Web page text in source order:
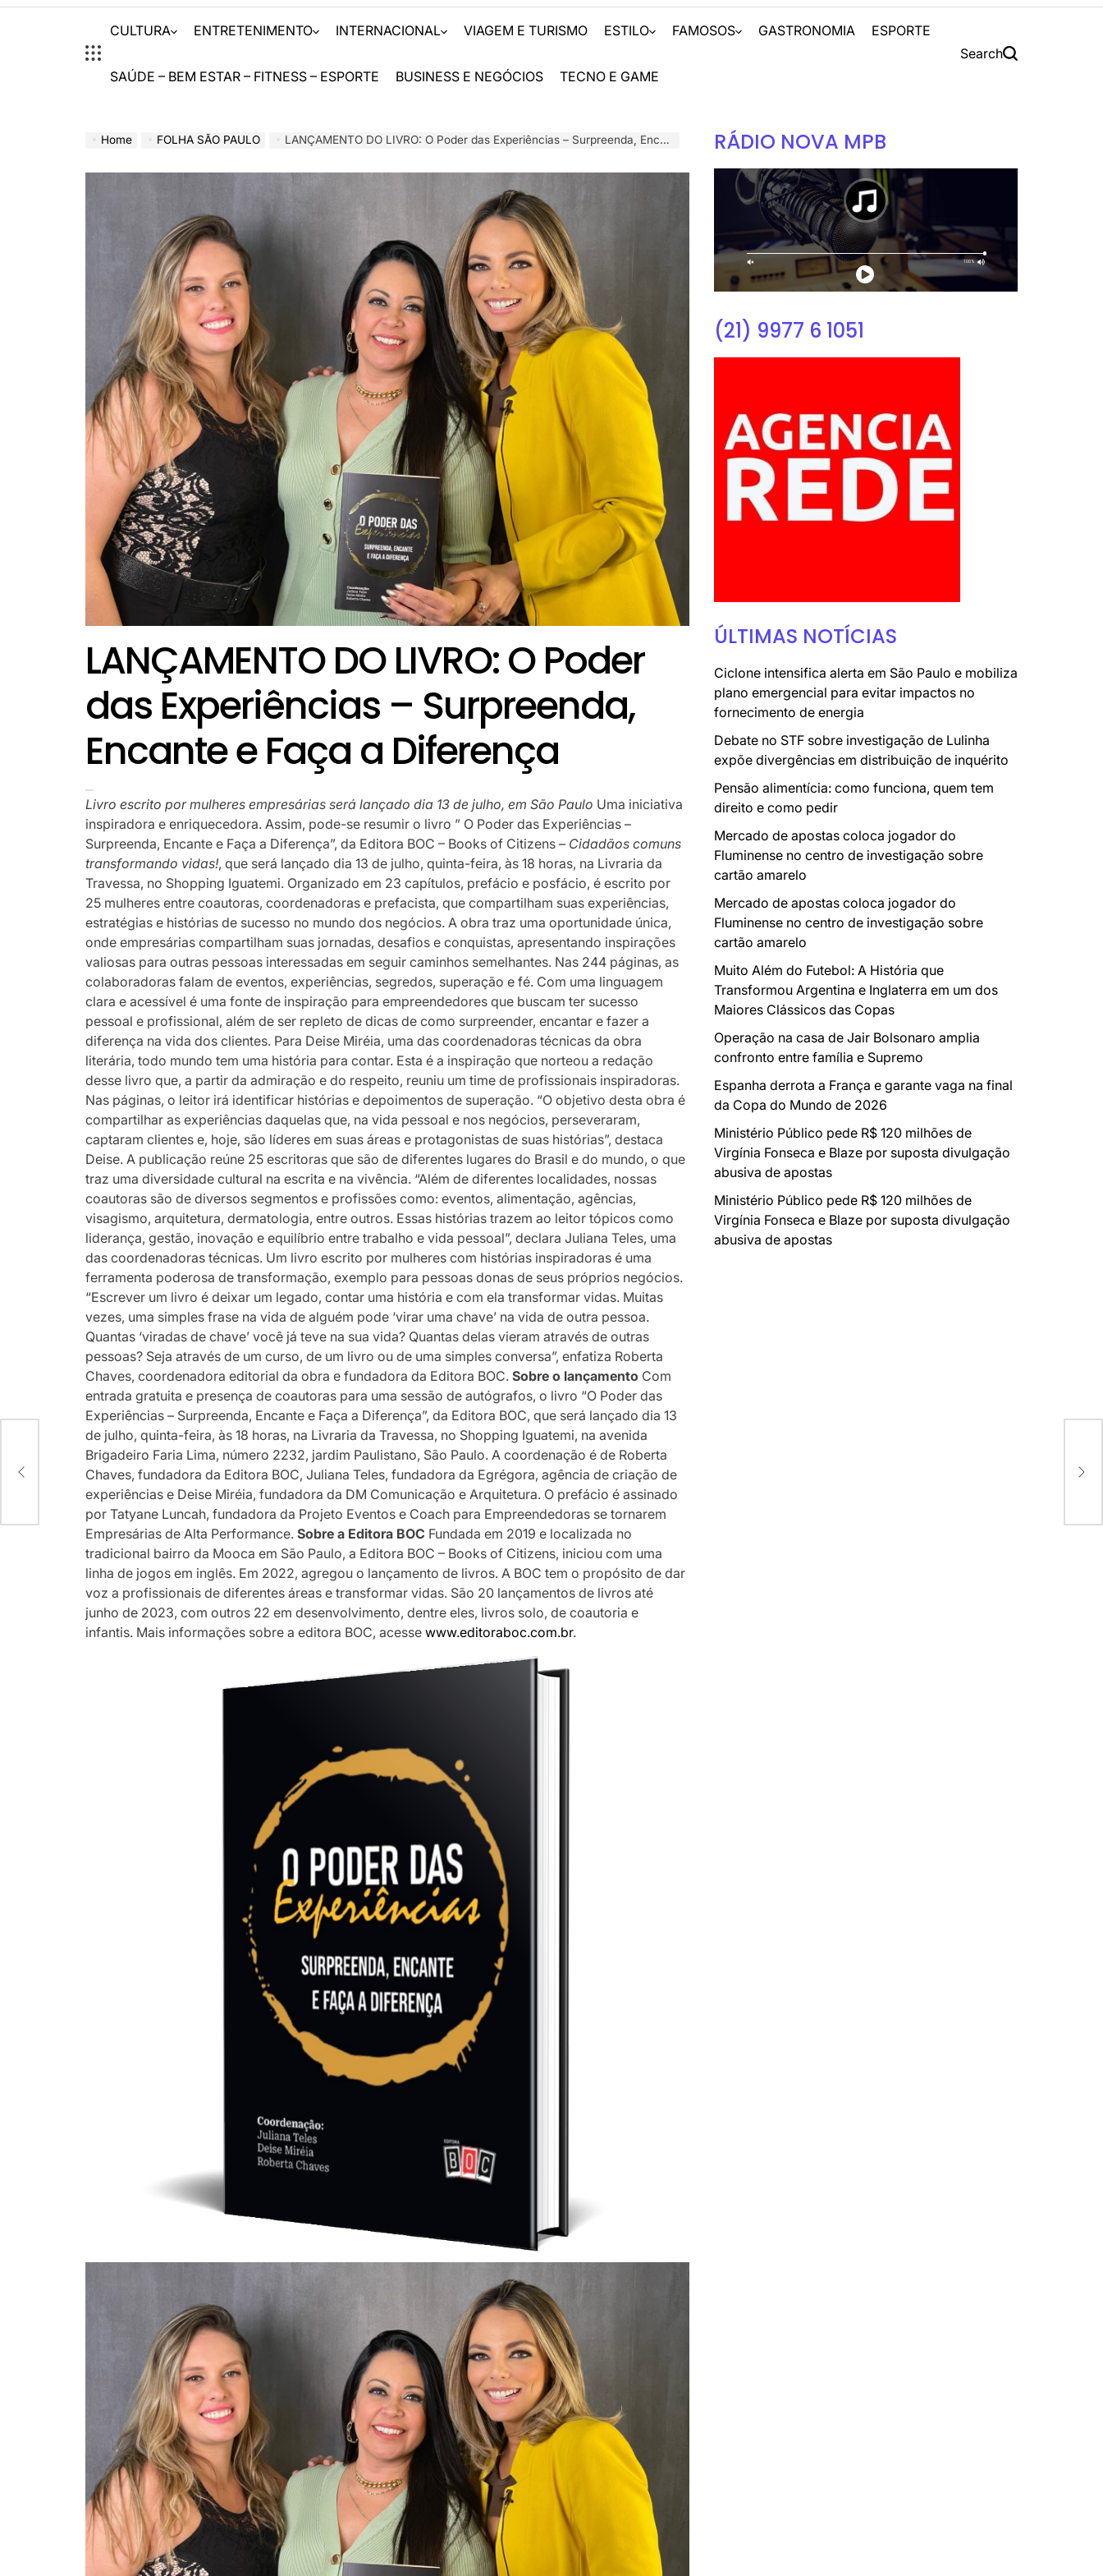
CULTURA ENTRETENIMENTO INTERNACIONAL VIAGEM E TURISMO ESTILO FAMOSOS GASTRONOMIA ESPORTE
SAÚDE – BEM ESTAR – FITNESS – ESPORTE BUSINESS E NEGÓCIOS TECNO E GAME
Search
Home FOLHA SÃO PAULO LANÇAMENTO DO LIVRO: O Poder das Experiências – Surpreenda, Encante e Faça a Diferença
LANÇAMENTO DO LIVRO: O Poder
das Experiências – Surpreenda,
Encante e Faça a Diferença
Livro escrito por mulheres empresárias será lançado dia 13 de julho, em São Paulo Uma iniciativa
inspiradora e enriquecedora. Assim, pode-se resumir o livro ” O Poder das Experiências –
Surpreenda, Encante e Faça a Diferença”, da Editora BOC – Books of Citizens – Cidadãos comuns
transformando vidas!, que será lançado dia 13 de julho, quinta-feira, às 18 horas, na Livraria da
Travessa, no Shopping Iguatemi. Organizado em 23 capítulos, prefácio e posfácio, é escrito por
25 mulheres entre coautoras, coordenadoras e prefacista, que compartilham suas experiências,
estratégias e histórias de sucesso no mundo dos negócios. A obra traz uma oportunidade única,
onde empresárias compartilham suas jornadas, desafios e conquistas, apresentando inspirações
valiosas para outras pessoas interessadas em seguir caminhos semelhantes. Nas 244 páginas, as
colaboradoras falam de eventos, experiências, segredos, superação e fé. Com uma linguagem
clara e acessível é uma fonte de inspiração para empreendedores que buscam ter sucesso
pessoal e profissional, além de ser repleto de dicas de como surpreender, encantar e fazer a
diferença na vida dos clientes. Para Deise Miréia, uma das coordenadoras técnicas da obra
literária, todo mundo tem uma história para contar. Esta é a inspiração que norteou a redação
desse livro que, a partir da admiração e do respeito, reuniu um time de profissionais inspiradoras.
Nas páginas, o leitor irá identificar histórias e depoimentos de superação. “O objetivo desta obra é
compartilhar as experiências daquelas que, na vida pessoal e nos negócios, perseveraram,
captaram clientes e, hoje, são líderes em suas áreas e protagonistas de suas histórias”, destaca
Deise. A publicação reúne 25 escritoras que são de diferentes lugares do Brasil e do mundo, o que
traz uma diversidade cultural na escrita e na vivência. “Além de diferentes localidades, nossas
coautoras são de diversos segmentos e profissões como: eventos, alimentação, agências,
visagismo, arquitetura, dermatologia, entre outros. Essas histórias trazem ao leitor tópicos como
liderança, gestão, inovação e equilíbrio entre trabalho e vida pessoal”, declara Juliana Teles, uma
das coordenadoras técnicas. Um livro escrito por mulheres com histórias inspiradoras é uma
ferramenta poderosa de transformação, exemplo para pessoas donas de seus próprios negócios.
“Escrever um livro é deixar um legado, contar uma história e com ela transformar vidas. Muitas
vezes, uma simples frase na vida de alguém pode ‘virar uma chave’ na vida de outra pessoa.
Quantas ‘viradas de chave’ você já teve na sua vida? Quantas delas vieram através de outras
pessoas? Seja através de um curso, de um livro ou de uma simples conversa”, enfatiza Roberta
Chaves, coordenadora editorial da obra e fundadora da Editora BOC.Sobre o lançamento Com
entrada gratuita e presença de coautoras para uma sessão de autógrafos, o livro “O Poder das
Experiências – Surpreenda, Encante e Faça a Diferença”, da Editora BOC, que será lançado dia 13
de julho, quinta-feira, às 18 horas, na Livraria da Travessa, no Shopping Iguatemi, na avenida
Brigadeiro Faria Lima, número 2232, jardim Paulistano, São Paulo. A coordenação é de Roberta
Chaves, fundadora da Editora BOC, Juliana Teles, fundadora da Egrégora, agência de criação de
experiências e Deise Miréia, fundadora da DM Comunicação e Arquitetura. O prefácio é assinado
por Tatyane Luncah, fundadora da Projeto Eventos e Coach para Empreendedoras se tornarem
Empresárias de Alta Performance.Sobre a Editora BOC Fundada em 2019 e localizada no
tradicional bairro da Mooca em São Paulo, a Editora BOC – Books of Citizens, iniciou com uma
linha de jogos em inglês. Em 2022, agregou o lançamento de livros. A BOC tem o propósito de dar
voz a profissionais de diferentes áreas e transformar vidas. São 20 lançamentos de livros até
junho de 2023, com outros 22 em desenvolvimento, dentre eles, livros solo, de coautoria e
infantis. Mais informações sobre a editora BOC, acessewww.editoraboc.com.br.
RÁDIO NOVA MPB
(21) 9977 6 1051
ÚLTIMAS NOTÍCIAS
Ciclone intensifica alerta em São Paulo e mobiliza
plano emergencial para evitar impactos no
fornecimento de energia
Debate no STF sobre investigação de Lulinha
expõe divergências em distribuição de inquérito
Pensão alimentícia: como funciona, quem tem
direito e como pedir
Mercado de apostas coloca jogador do
Fluminense no centro de investigação sobre
cartão amarelo
Mercado de apostas coloca jogador do
Fluminense no centro de investigação sobre
cartão amarelo
Muito Além do Futebol: A História que
Transformou Argentina e Inglaterra em um dos
Maiores Clássicos das Copas
Operação na casa de Jair Bolsonaro amplia
confronto entre família e Supremo
Espanha derrota a França e garante vaga na final
da Copa do Mundo de 2026
Ministério Público pede R$ 120 milhões de
Virgínia Fonseca e Blaze por suposta divulgação
abusiva de apostas
Ministério Público pede R$ 120 milhões de
Virgínia Fonseca e Blaze por suposta divulgação
abusiva de apostas